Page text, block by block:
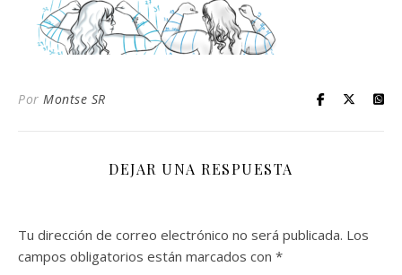
Por Montse SR
DEJAR UNA RESPUESTA
Tu dirección de correo electrónico no será publicada. Los
campos obligatorios están marcados con *